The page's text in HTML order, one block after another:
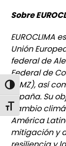
Alternar alto
Alternar
Sobre
EUROCLIMA
Unión
federal de
Federal de
(BMZ), así
España. Su
cambio
América
mitigación y